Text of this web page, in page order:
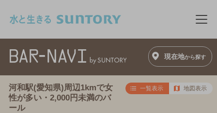
メ
現在地から探す
河和駅(愛知県)周辺1kmで女
性が多い・2,000円未満のバ
ール
一覧表示 地図表示